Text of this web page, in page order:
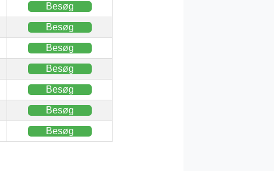
Besøg
Besøg
Besøg
Besøg
Besøg
Besøg
Besøg